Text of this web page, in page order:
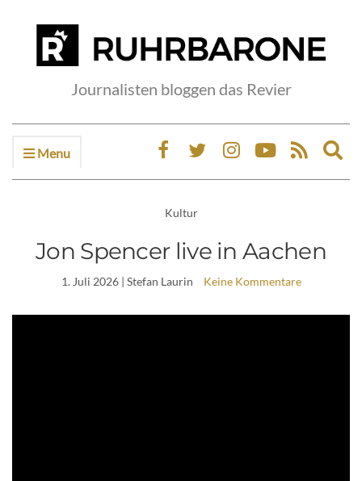
Journalisten bloggen das Revier
Menu
Kultur
Jon Spencer live in Aachen
1. Juli 2026| Stefan Laurin Keine Kommentare